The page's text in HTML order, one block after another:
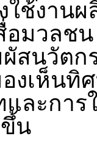
ใช้งาน
อมวลช
ผัสนวัต
งเห็นทิ
ละการ
น